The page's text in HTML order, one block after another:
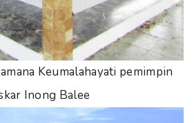
Keumalahayati pemimpin
Inong Balee